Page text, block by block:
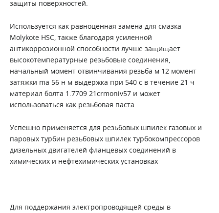
защиты поверхностей.
Используется как равноценная замена для смазка
Molykote HSC, также благодаря усиленной
антикоррозионной способности лучше защищает
высокотемпературные резьбовые соединения,
начальный момент отвинчивания резьба м 12 момент
затяжки ma 56 н м выдержка при 540 с в течение 21 ч
материал болта 1.7709 21crmoniv57 и может
использоваться как резьбовая паста
Успешно применяется для резьбовых шпилек газовых и
паровых турбин резьбовых шпилек турбокомпрессоров
дизельных двигателей фланцевых соединений в
химических и нефтехимических установках
Для поддержания электропроводящей среды в